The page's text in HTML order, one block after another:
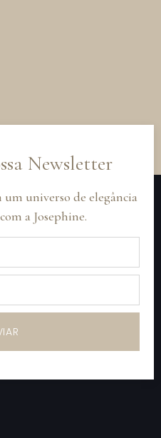
Newsletter
um universo de elegância
a Josephine.